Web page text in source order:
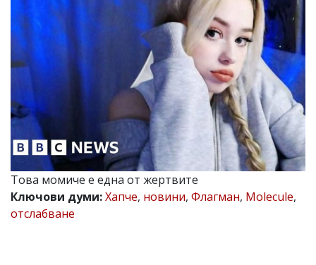
Управители:
Веселин
Василев,
email:
v.vasilev@flagman.bg
Касабова,
еmail: k.kassabova@flagman.bg
Главен
редактор:
Иван
Колев,
email:
office@flagman.bg
Това момиче е една от жертвите
Ключови думи:Хапче, новини, Флагман, Molecule,
отслабване